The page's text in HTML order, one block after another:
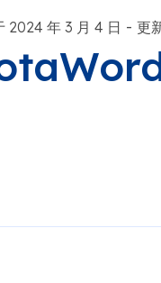
2024 年 3 月 4 日 - 更